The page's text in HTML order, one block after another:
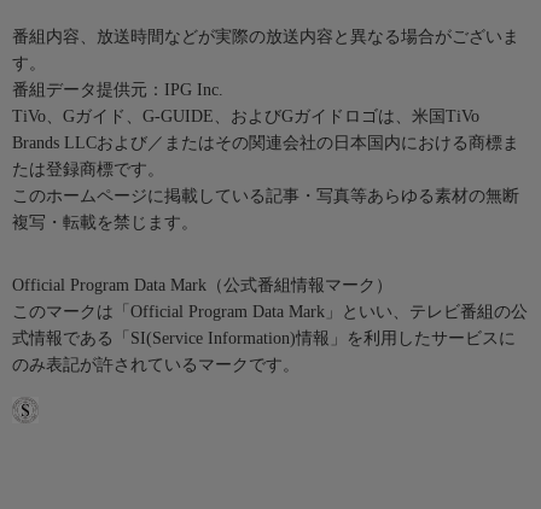
番組内容、放送時間などが実際の放送内容と異なる場合がございま
す。
番組データ提供元：IPG Inc.
TiVo、Gガイド、G-GUIDE、およびGガイドロゴは、米国TiVo
Brands LLCおよび／またはその関連会社の日本国内における商標ま
たは登録商標です。
このホームページに掲載している記事・写真等あらゆる素材の無断
複写・転載を禁じます。
Official Program Data Mark（公式番組情報マーク）
このマークは「Official Program Data Mark」といい、テレビ番組の公
式情報である「SI(Service Information)情報」を利用したサービスに
のみ表記が許されているマークです。